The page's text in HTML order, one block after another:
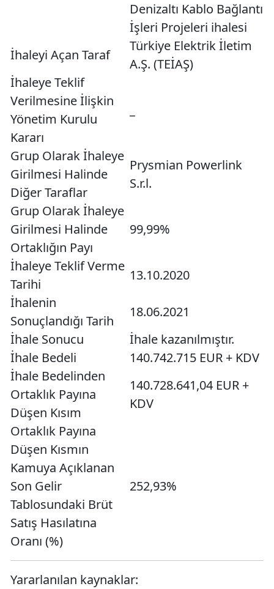
Denizaltı Kablo Bağlantı
İşleri Projeleri ihalesi
İhaleyi Açan Taraf
Türkiye Elektrik İletim
A.Ş. (TEİAŞ)
İhaleye Teklif
Verilmesine İlişkin
Yönetim Kurulu
Kararı
Grup Olarak İhaleye
Girilmesi Halinde
Diğer Taraflar
Prysmian Powerlink
S.r.l.
Grup Olarak İhaleye
Girilmesi Halinde
Ortaklığın Payı
99,99%
İhaleye Teklif Verme
Tarihi
13.10.2020
İhalenin
Sonuçlandığı Tarih
18.06.2021
İhale Sonucu
İhale kazanılmıştır.
İhale Bedeli
140.742.715 EUR + KDV
İhale Bedelinden
Ortaklık Payına
Düşen Kısım
140.728.641,04 EUR +
KDV
Ortaklık Payına
Düşen Kısmın
Kamuya Açıklanan
Son Gelir
Tablosundaki Brüt
Satış Hasılatına
Oranı (%)
252,93%
Yararlanılan kaynaklar: